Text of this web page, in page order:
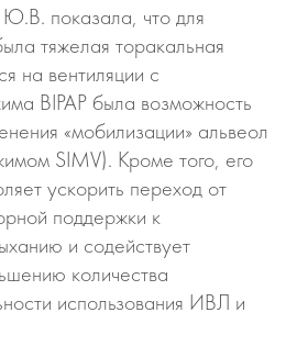
показала, что для
тяжелая торакальная
на вентиляции с
BIPAP была возможность
«мобилизации» альвеол
SIMV). Кроме того, его
ускорить переход от
поддержки к
и содействует
количества
использования ИВЛ и